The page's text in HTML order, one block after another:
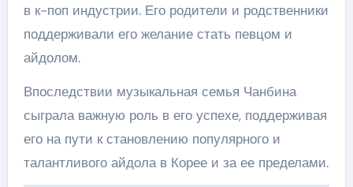
в к-поп индустрии. Его родители и родственники
поддерживали его желание стать певцом и
айдолом.
Впоследствии музыкальная семья Чанбина
сыграла важную роль в его успехе, поддерживая
его на пути к становлению популярного и
талантливого айдола в Корее и за ее пределами.